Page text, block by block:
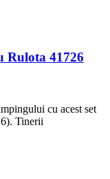
Rulota 41726
cu acest set
Tinerii